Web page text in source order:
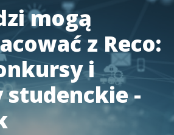
mogą
z Reco:
i
-